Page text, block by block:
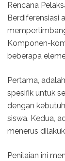
Rencana
Berdiferensiasi
Komponen-
beberapa
Pertama,
spesifik untuk
dengan
siswa. Kedua,
menerus
Penilaian ini